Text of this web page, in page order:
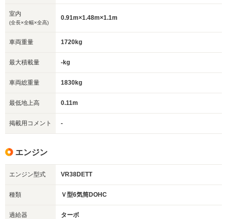
室内
(全長×全幅×全高)
0.91m×1.48m×1.1m
車両重量 1720kg
最大積載量 -kg
車両総重量 1830kg
最低地上高 0.11m
掲載用コメント -
エンジン
エンジン型式 VR38DETT
種類 Ｖ型6気筒DOHC
過給器 ターボ